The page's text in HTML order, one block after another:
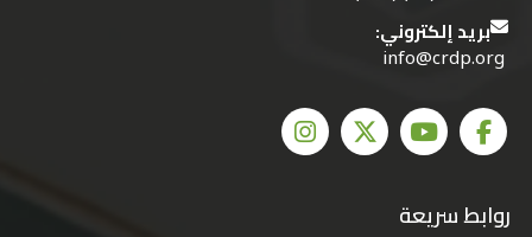
بريد إلكتروني:
info@crdp.org
روابط سريعة